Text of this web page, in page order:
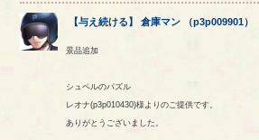
【与え続ける 】倉庫マン （p3p009901）
景品追加
シュペルのパズル
レオナ(p3p010430)様よりのご提供です。
ありがとうございました。